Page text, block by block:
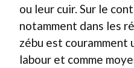
ou leur cuir. Sur le
notamment dans les
zébu est couramment
labour et comme